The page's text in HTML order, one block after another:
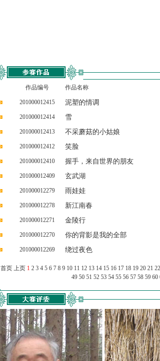
作品编号 作品名称
201000012415 泥塑的情调
201000012414 雪
201000012413 不采蘑菇的小姑娘
201000012412 笑脸
201000012410 握手，来自世界的朋友
201000012409 玄武湖
201000012279 雨娃娃
201000012278 新江南春
201000012271 金陵行
201000012270 你的背影是我的全部
201000012269 绕过夜色
首页 上页 1 2 3 4 5 6 7 8 9 10 11 12 13 14 15 16 17 18 19 20 21 22
49 50 51 52 53 54 55 56 57 58 59 60